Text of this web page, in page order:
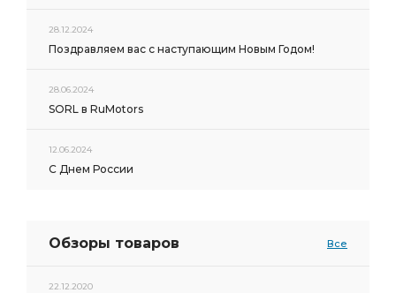
28.12.2024
Поздравляем вас с наступающим Новым Годом!
28.06.2024
SORL в RuMotors
12.06.2024
С Днем России
Обзоры товаров Все
22.12.2020